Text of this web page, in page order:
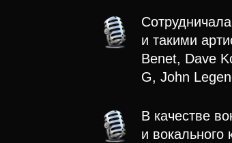
Сотрудничала
и такими
Benet, Dave
G, John
В качестве
и вокального